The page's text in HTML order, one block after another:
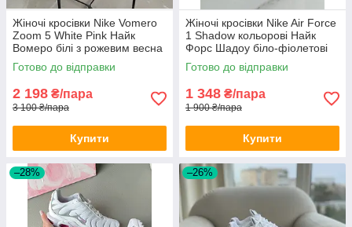
Жіночі кросівки Nike Vomero
Zoom 5 White Pink Найк
Вомеро білі з рожевим весна
для дівчат модні
Готово до відправки
2 198 ₴/пара
3 100 ₴/пара
Купити
Жіночі кросівки Nike Air Force
1 Shadow кольорові Найк
Форс Шадоу біло-фіолетові
кольорові шкіряні для дівчат
Готово до відправки
1 348 ₴/пара
1 900 ₴/пара
Купити
–28% –26%